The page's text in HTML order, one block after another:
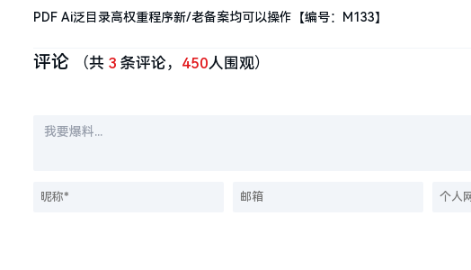
PDF Ai泛目录高权重程序新/老备案均可以操作【编号：M133】
评论 （共 3 条评论， 450人围观）